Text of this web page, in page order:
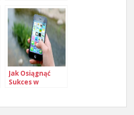
w Rozwoju
Biznesu
Jak Osiągnąć
Sukces w
Branży